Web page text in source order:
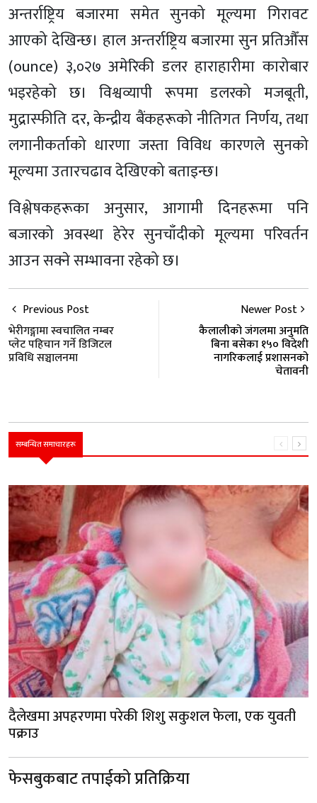
अन्तर्राष्ट्रिय बजारमा समेत सुनको मूल्यमा गिरावट
आएको देखिन्छ। हाल अन्तर्राष्ट्रिय बजारमा सुन प्रतिऔँस
(ounce) ३,०२७ अमेरिकी डलर हाराहारीमा कारोबार
भइरहेको छ। विश्वव्यापी रूपमा डलरको मजबूती,
मुद्रास्फीति दर, केन्द्रीय बैंकहरूको नीतिगत निर्णय, तथा
लगानीकर्ताको धारणा जस्ता विविध कारणले सुनको
मूल्यमा उतारचढाव देखिएको बताइन्छ।
विश्लेषकहरूका अनुसार, आगामी दिनहरूमा पनि
बजारको अवस्था हेरेर सुनचाँदीको मूल्यमा परिवर्तन
आउन सक्ने सम्भावना रहेको छ।
Previous Post
भेरीगङ्गामा स्वचालित नम्बर
प्लेट पहिचान गर्ने डिजिटल
प्रविधि सञ्चालनमा
Newer Post
कैलालीको जंगलमा अनुमति
बिना बसेका १५० विदेशी
नागरिकलाई प्रशासनको
चेतावनी
सम्बन्धित समाचारहरू
दैलेखमा अपहरणमा परेकी शिशु सकुशल फेला, एक युवती
पक्राउ
फेसबुकबाट तपाईको प्रतिक्रिया